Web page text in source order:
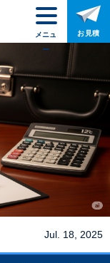
Jul. 18, 2025
メニュ
ー
お見積